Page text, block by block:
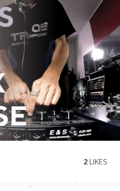
2LIKES